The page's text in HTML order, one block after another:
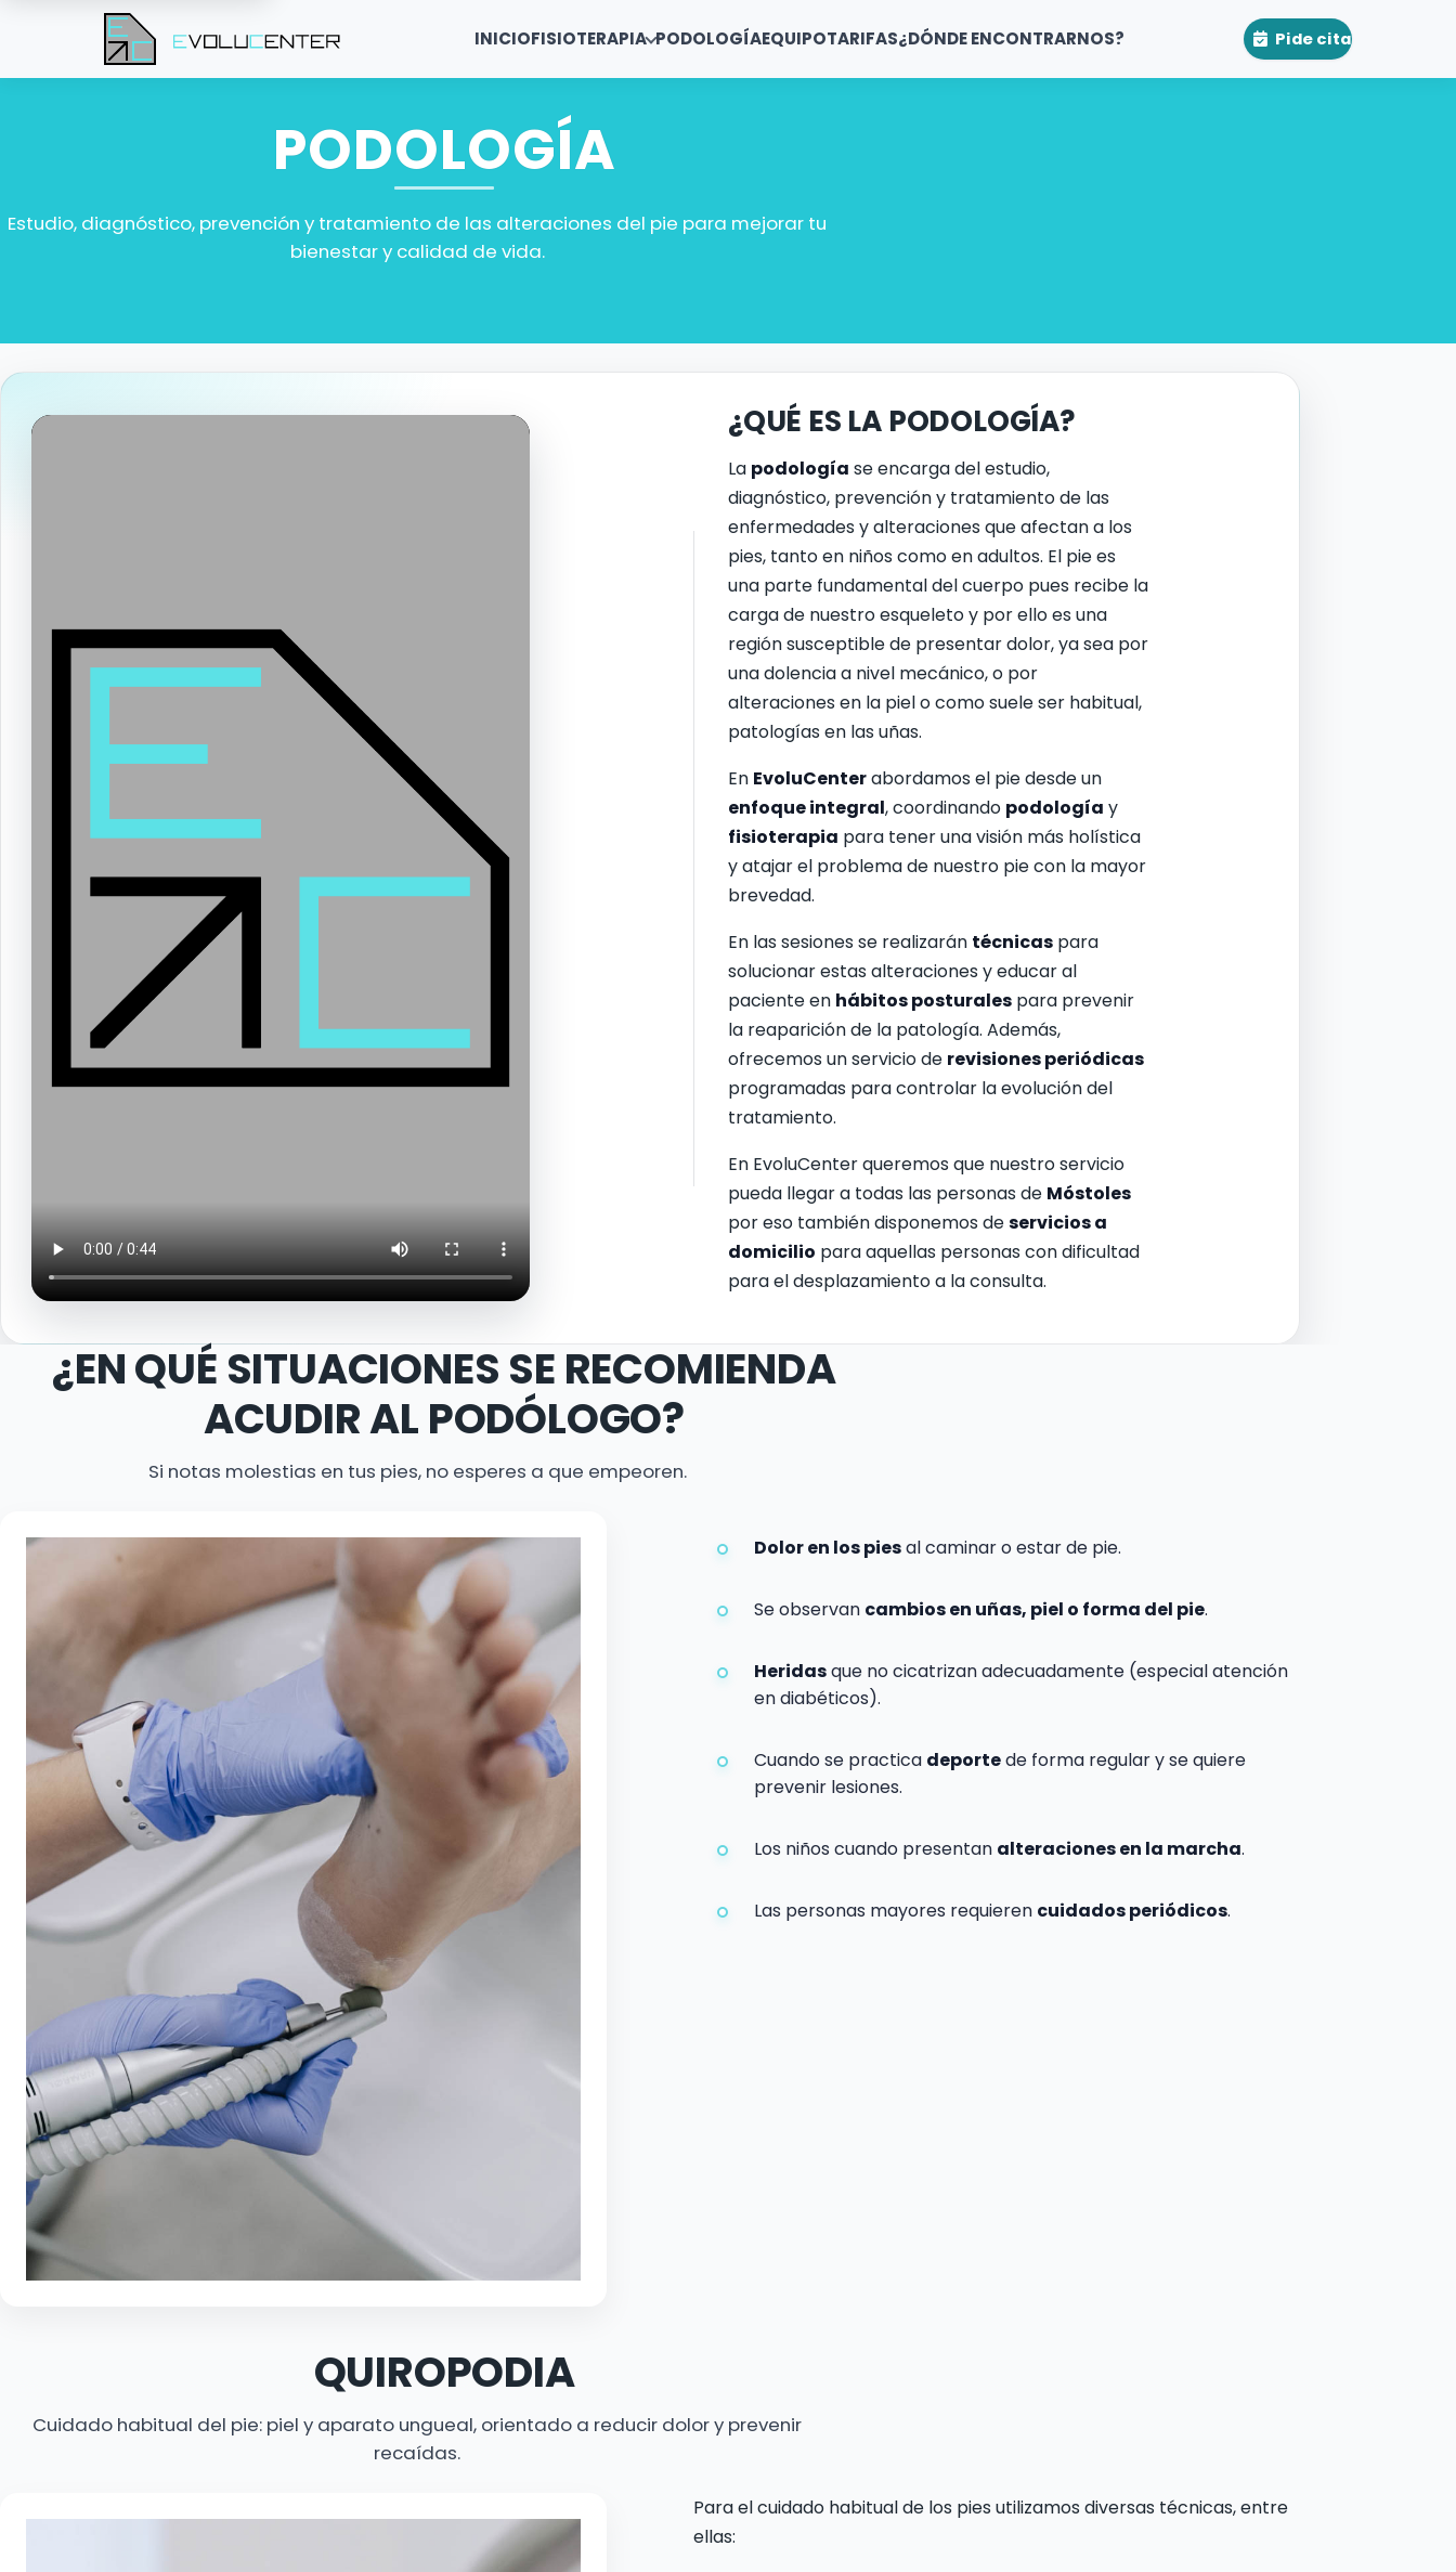
INICIOFISIOTERAPIA PODOLOGÍAEQUIPOTARIFAS¿DÓNDE ENCONTRARNOS? Pide cita
PODOLOGÍA
Estudio, diagnóstico, prevención y tratamiento de las alteraciones del pie para mejorar tu
bienestar y calidad de vida.
¿QUÉ ES LA PODOLOGÍA?
La podología se encarga del estudio,
diagnóstico, prevención y tratamiento de las
enfermedades y alteraciones que afectan a los
pies, tanto en niños como en adultos. El pie es
una parte fundamental del cuerpo pues recibe la
carga de nuestro esqueleto y por ello es una
región susceptible de presentar dolor, ya sea por
una dolencia a nivel mecánico, o por
alteraciones en la piel o como suele ser habitual,
patologías en las uñas.
En EvoluCenterabordamos el pie desde un
enfoque integral, coordinando podología y
fisioterapia para tener una visión más holística
y atajar el problema de nuestro pie con la mayor
brevedad.
En las sesiones se realizarán técnicas para
solucionar estas alteraciones y educar al
paciente en hábitos posturales para prevenir
la reaparición de la patología. Además,
ofrecemos un servicio de revisiones periódicas
programadas para controlar la evolución del
tratamiento.
En EvoluCenter queremos que nuestro servicio
pueda llegar a todas las personas de Móstoles
por eso también disponemos deservicios a
domicilio para aquellas personas con dificultad
para el desplazamiento a la consulta.
¿EN QUÉ SITUACIONES SE RECOMIENDA
ACUDIR AL PODÓLOGO?
Si notas molestias en tus pies, no esperes a que empeoren.
Dolor en los piesal caminar o estar de pie.
Se observan cambios en uñas, piel o forma del pie.
Heridasque no cicatrizan adecuadamente (especial atención
en diabéticos).
Cuando se practica deportede forma regular y se quiere
prevenir lesiones.
Los niños cuando presentan alteraciones en la marcha.
Las personas mayores requieren cuidados periódicos.
QUIROPODIA
Cuidado habitual del pie: piel y aparato ungueal, orientado a reducir dolor y prevenir
recaídas.
Para el cuidado habitual de los pies utilizamos diversas técnicas, entre
ellas: